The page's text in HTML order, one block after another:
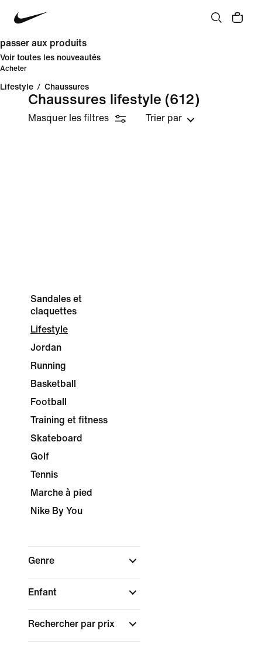
passer aux produits
Voir toutes les nouveautés
Acheter
Lifestyle / Chaussures
Chaussures lifestyle (612)
Masquer les filtres Trier par
Sandales et
claquettes
Lifestyle
Jordan
Running
Basketball
Football
Training et fitness
Skateboard
Golf
Tennis
Marche à pied
Nike By You
Genre
Enfant
Rechercher par prix